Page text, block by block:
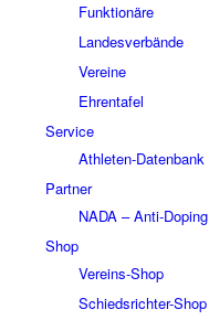
Funktionäre
Landesverbände
Vereine
Ehrentafel
Service
Athleten-Datenbank
Partner
NADA – Anti-Doping
Shop
Vereins-Shop
Schiedsrichter-Shop